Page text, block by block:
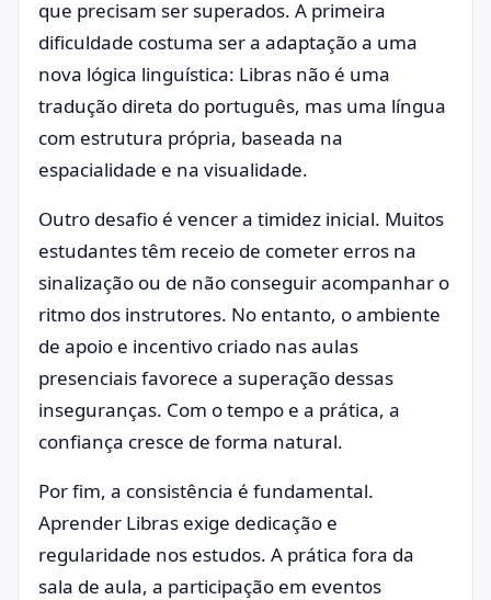
que precisam ser superados. A primeira
dificuldade costuma ser a adaptação a uma
nova lógica linguística: Libras não é uma
tradução direta do português, mas uma língua
com estrutura própria, baseada na
espacialidade e na visualidade.
Outro desafio é vencer a timidez inicial. Muitos
estudantes têm receio de cometer erros na
sinalização ou de não conseguir acompanhar o
ritmo dos instrutores. No entanto, o ambiente
de apoio e incentivo criado nas aulas
presenciais favorece a superação dessas
inseguranças. Com o tempo e a prática, a
confiança cresce de forma natural.
Por fim, a consistência é fundamental.
Aprender Libras exige dedicação e
regularidade nos estudos. A prática fora da
sala de aula, a participação em eventos